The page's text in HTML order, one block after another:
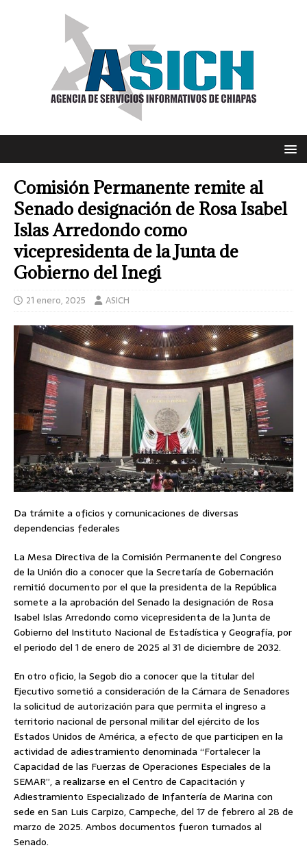
Comisión Permanente remite al
Senado designación de Rosa Isabel
Islas Arredondo como
vicepresidenta de la Junta de
Gobierno del Inegi
21 enero, 2025 ASICH
Da trámite a oficios y comunicaciones de diversas
dependencias federales
La Mesa Directiva de la Comisión Permanente del Congreso
de la Unión dio a conocer que la Secretaría de Gobernación
remitió documento por el que la presidenta de la República
somete a la aprobación del Senado la designación de Rosa
Isabel Islas Arredondo como vicepresidenta de la Junta de
Gobierno del Instituto Nacional de Estadística y Geografía, por
el periodo del 1 de enero de 2025 al 31 de diciembre de 2032.
En otro oficio, la Segob dio a conocer que la titular del
Ejecutivo sometió a consideración de la Cámara de Senadores
la solicitud de autorización para que permita el ingreso a
territorio nacional de personal militar del ejército de los
Estados Unidos de América, a efecto de que participen en la
actividad de adiestramiento denominada “Fortalecer la
Capacidad de las Fuerzas de Operaciones Especiales de la
SEMAR”, a realizarse en el Centro de Capacitación y
Adiestramiento Especializado de Infantería de Marina con
sede en San Luis Carpizo, Campeche, del 17 de febrero al 28 de
marzo de 2025. Ambos documentos fueron turnados al
Senado.